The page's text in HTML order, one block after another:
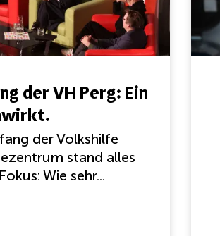
der VH Perg: Ein
der Volkshilfe
stand alles
Wie sehr...